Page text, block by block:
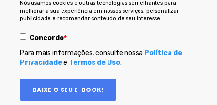
Nós usamos cookies e outras tecnologias semelhantes para
melhorar a sua experiência em nossos serviços, personalizar
publicidade e recomendar conteúdo de seu interesse.
Concordo*
Para mais informações, consulte nossa Política de
Privacidadee Termos de Uso.